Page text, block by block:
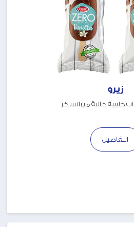
زيرو
حليبية خالية من السكر
التفاصيل